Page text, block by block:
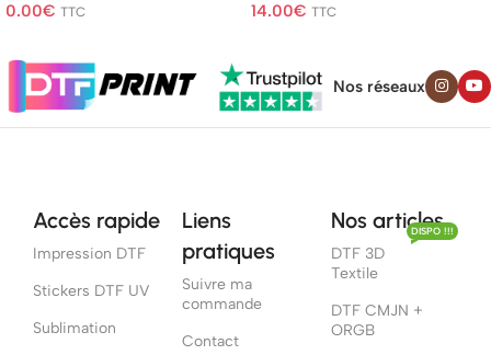
0.00€ TTC 14.00€ TTC
Nos réseaux
Accès rapide
Impression DTF
Stickers DTF UV
Sublimation
Liens
pratiques
Suivre ma
commande
Contact
Nos articles
DTF 3D
Textile
DISPO !!!
DTF CMJN +
ORGB